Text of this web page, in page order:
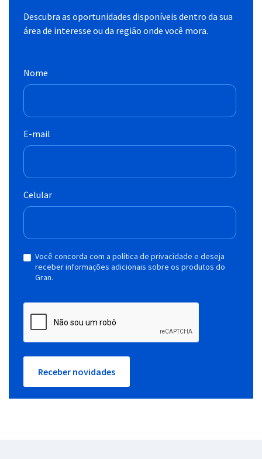
Descubra as oportunidades disponíveis dentro da sua
área de interesse ou da região onde você mora.
Nome
E-mail
Celular
Você concorda com a política de privacidade e deseja
receber informações adicionais sobre os produtos do
Gran.
Receber novidades